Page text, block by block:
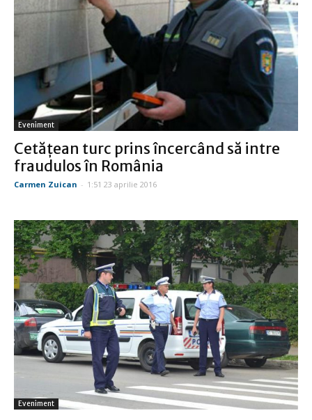
Eveniment
Cetăţean turc prins încercând să intre
fraudulos în România
Carmen Zuican - 1:51 23 aprilie 2016
Eveniment